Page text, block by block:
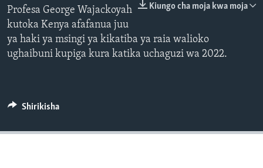
Kiungo cha moja kwa moja
Profesa George Wajackoyah
kutoka Kenya afafanua juu
ya haki ya msingi ya kikatiba ya raia walioko
ughaibuni kupiga kura katika uchaguzi wa 2022.
Shirikisha